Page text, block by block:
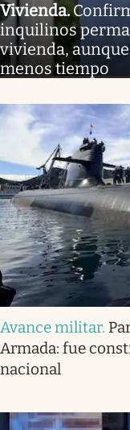
Vivienda.
inquilinos
vivienda,
menos tiempo
Avance militar.
Armada: fue
nacional